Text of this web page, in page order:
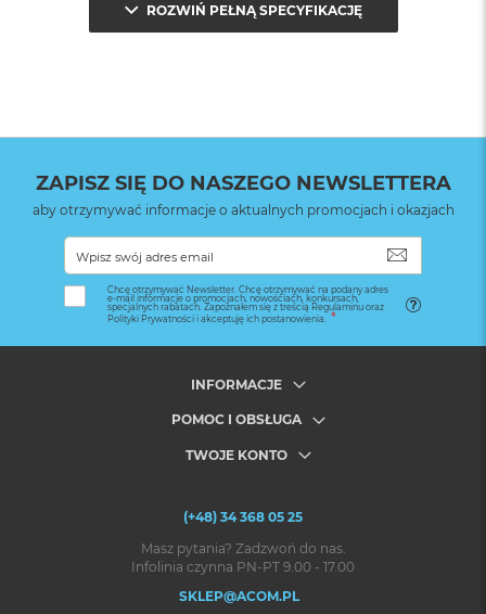
ROZWIŃ PEŁNĄ SPECYFIKACJĘ
ZAPISZ SIĘ DO NASZEGO NEWSLETTERA
aby otrzymywać informacje o aktualnych promocjach i okazjach
Chcę otrzymywać Newsletter. Chcę otrzymywać na podany adres
e-mail informacje o promocjach, nowościach, konkursach,
specjalnych rabatach. Zapoznałem się z treścią Regulaminu oraz
Polityki Prywatności i akceptuję ich postanowienia.
INFORMACJE
POMOC I OBSŁUGA
TWOJE KONTO
(+48) 34 368 05 25
Masz pytania? Zadzwoń do nas.
Infolinia czynna PN-PT 9.00 - 17.00
SKLEP@ACOM.PL